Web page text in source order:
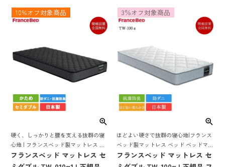
ベット マット ss スモールシン
トスプリング ベッドマットレ
ス francebed
硬く、しっかりと腰を支える抜群の寝
心地 | フランスベッド製マットレス ベ
ッド ベッドマット ベッドマットレス
ベットマット フランスベット 日本製
フランスベッド マットレス セ
10%オフ対象商品
ほどよい硬さで抜群の寝心地|フランス
ベッド製マットレス ベッド ベッドマッ
ト ベッドマットレス ベットマット コ
イルスプリング フランスベット 日本製
フランスベッド マットレス セ
3％オフ対象商品